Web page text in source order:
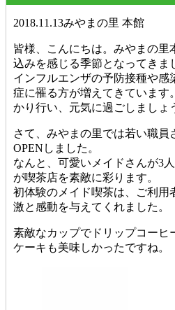
2018.11.13みやまの里 本館
皆様、こんにちは。みやまの里
込みを感じる季節となってきま
インフルエンザの予防接種や感
症に罹る方が増えてきています
かり行い、元気に過ごしましょ
さて、みやまの里では若い職員
OPENしました。
なんと、可愛いメイドさんが3
が喫茶店を素敵に彩ります。
初体験のメイド喫茶は、ご利用
激と感動を与えてくれました。
素敵なカップでドリップコーヒ
ケーキも美味しかったですね。